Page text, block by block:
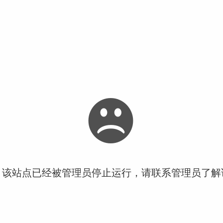
站点已经被管理员停止运行，请联系管理员了